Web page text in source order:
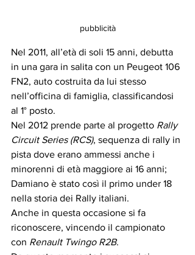
pubblicità
Nel 2011, all’età di soli 15 anni, debutta
in una gara in salita con un Peugeot 106
FN2, auto costruita da lui stesso
nell’officina di famiglia, classificandosi
al 1° posto.
Nel 2012 prende parte al progetto Rally
Circuit Series (RCS), sequenza di rally in
pista dove erano ammessi anche i
minorenni di età maggiore ai 16 anni;
Damiano è stato così il primo under 18
nella storia dei Rally italiani.
Anche in questa occasione si fa
riconoscere, vincendo il campionato
con Renault Twingo R2B.